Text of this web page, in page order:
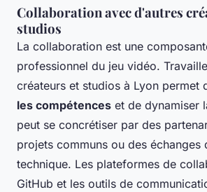
Collaboration avec d'autres
studios
La collaboration est une
professionnel du jeu vidéo.
créateurs et studios à Lyon permet
les compétences et de dynamiser
peut se concrétiser par des
projets communs ou des échanges
technique. Les plateformes de
GitHub et les outils de